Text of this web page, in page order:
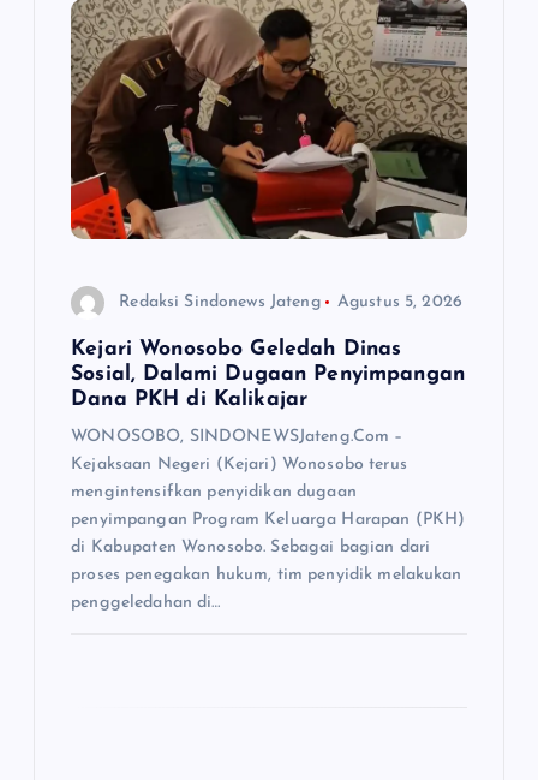
Redaksi Sindonews Jateng Agustus 5, 2026
Kejari Wonosobo Geledah Dinas
Sosial, Dalami Dugaan Penyimpangan
Dana PKH di Kalikajar
WONOSOBO, SINDONEWSJateng.Com –
Kejaksaan Negeri (Kejari) Wonosobo terus
mengintensifkan penyidikan dugaan
penyimpangan Program Keluarga Harapan (PKH)
di Kabupaten Wonosobo. Sebagai bagian dari
proses penegakan hukum, tim penyidik melakukan
penggeledahan di…